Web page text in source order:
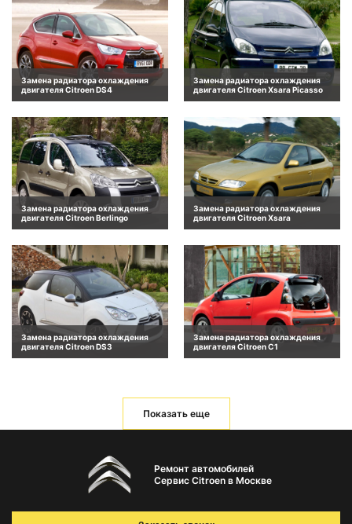
Замена радиатора охлаждения
двигателя Citroen DS4
Замена радиатора охлаждения
двигателя Citroen Xsara Picasso
Замена радиатора охлаждения
двигателя Citroen Berlingo
Замена радиатора охлаждения
двигателя Citroen Xsara
Замена радиатора охлаждения
двигателя Citroen DS3
Замена радиатора охлаждения
двигателя Citroen C1
Показать еще
Ремонт автомобилей
Сервис Citroen в Москве